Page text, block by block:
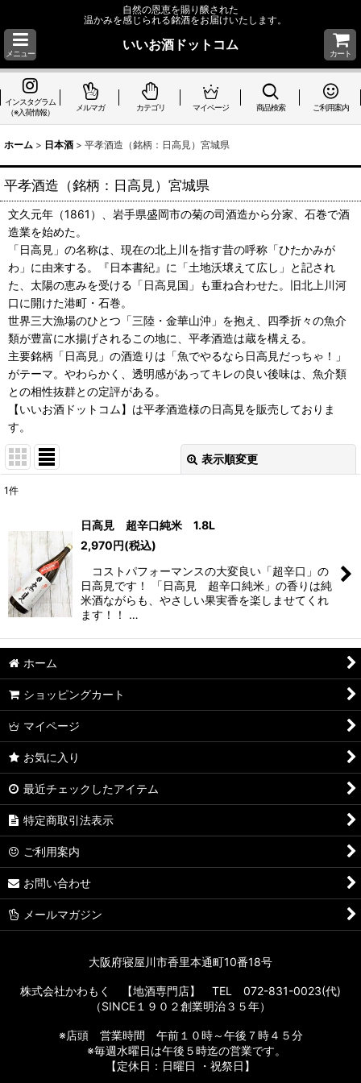
自然の恩恵を賜り醸された
温かみを感じられる銘酒をお届けいたします。
メニュー
いいお酒ドットコム
カート
インスタグラム
（※入荷情報）
メルマガ カテゴリ マイページ 商品検索 ご利用案内
ホーム > 日本酒 > 平孝酒造（銘柄：日高見）宮城県
平孝酒造（銘柄：日高見）宮城県
文久元年（1861）、岩手県盛岡市の菊の司酒造から分家、石巻で酒
造業を始めた。
「日高見」の名称は、現在の北上川を指す昔の呼称「ひたかみが
わ」に由来する。『日本書紀』に「土地沃壌えて広し」と記され
た、太陽の恵みを受ける「日高見国」も重ね合わせた。旧北上川河
口に開けた港町・石巻。
世界三大漁場のひとつ「三陸・金華山沖」を抱え、四季折々の魚介
類が豊富に水揚げされるこの地に、平孝酒造は蔵を構える。
主要銘柄「日高見」の酒造りは「魚でやるなら日高見だっちゃ！」
がテーマ。やわらかく、透明感があってキレの良い後味は、魚介類
との相性抜群との定評がある。
【いいお酒ドットコム】は平孝酒造様の日高見を販売しておりま
す。
表示順変更
並び順
絞り込む
1件
日高見 超辛口純米 1.8L
2,970円(税込)
コストパフォーマンスの大変良い「超辛口」の
日高見です！ 「日高見 超辛口純米」の香りは純
米酒ながらも、やさしい果実香を楽しませてくれ
ます！！ …
ホーム
ショッピングカート
マイページ
お気に入り
最近チェックしたアイテム
特定商取引法表示
ご利用案内
お問い合わせ
メールマガジン
大阪府寝屋川市香里本通町10番18号
株式会社かわもく 【地酒専門店】 TEL 072-831-0023(代)
（SINCE１９０２創業明治３５年）
※店頭 営業時間 午前１０時～午後７時４５分
※毎週水曜日は午後５時迄の営業です。
【定休日：日曜日 ・祝祭日】